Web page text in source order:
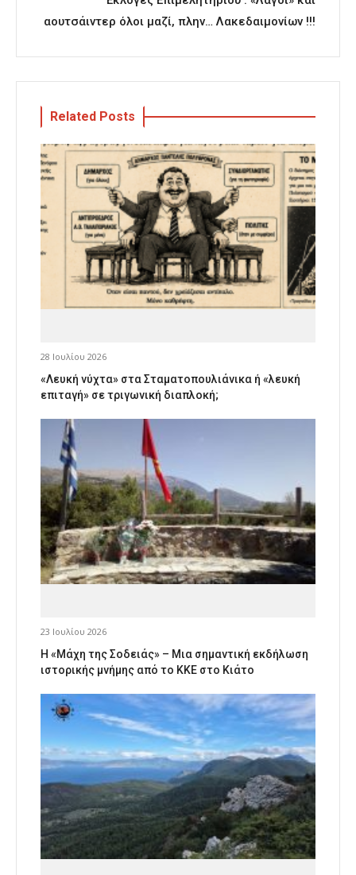
αουτσάιντερ όλοι μαζί, πλην… Λακεδαιμονίων !!!
Related Posts
28 Ιουλίου 2026
«Λευκή νύχτα» στα Σταματοπουλιάνικα ή «λευκή
επιταγή» σε τριγωνική διαπλοκή;
23 Ιουλίου 2026
Η «Μάχη της Σοδειάς» – Μια σημαντική εκδήλωση
ιστορικής μνήμης από το ΚΚΕ στο Κιάτο